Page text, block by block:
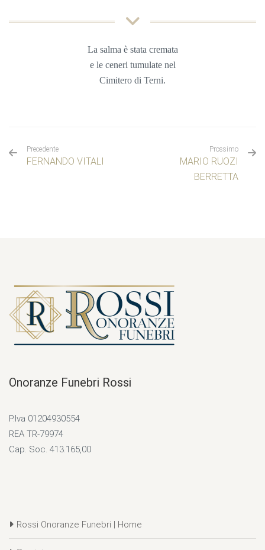
La salma è stata cremata
e le ceneri tumulate nel
Cimitero di Terni.
Precedente
FERNANDO VITALI
Prossimo
MARIO RUOZI
BERRETTA
Onoranze Funebri Rossi
P.Iva 01204930554
REA TR-79974
Cap. Soc. 413.165,00
Rossi Onoranze Funebri | Home